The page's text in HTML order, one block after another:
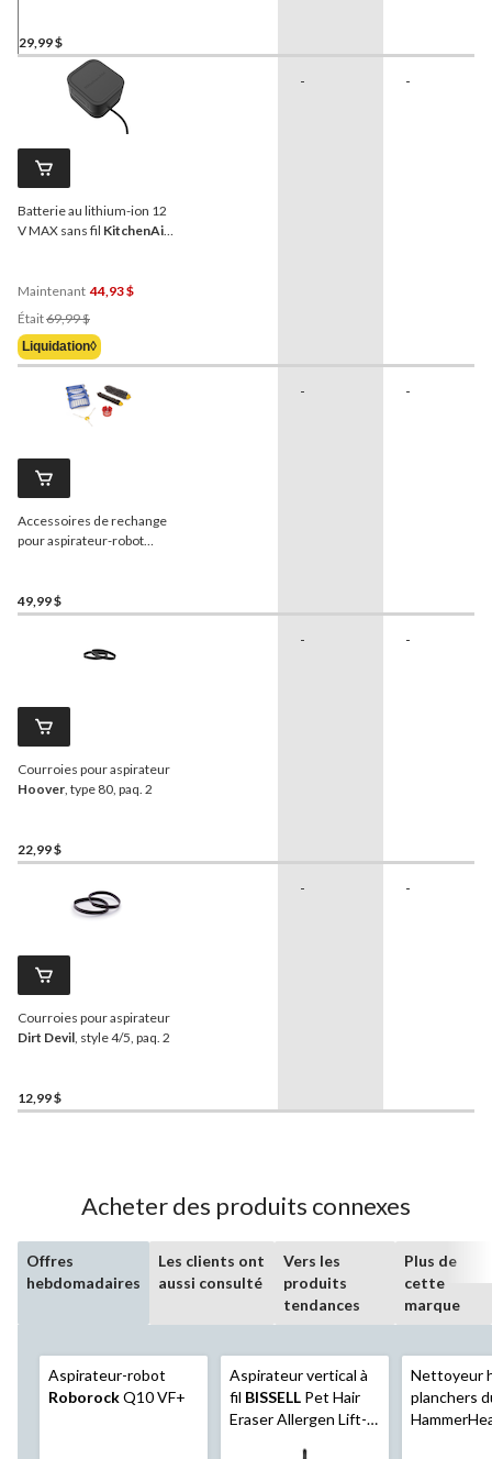
29,99 $
Batterie au lithium-ion 12
V MAX sans fil KitchenAid
Maintenant 44,93 $
Était69,99 $
Était
69,99 $
Liquidation◊
- -
Accessoires de rechange
pour aspirateur-robot
49,99 $
- -
Courroies pour aspirateur
Hoover, type 80, paq. 2
22,99 $
- -
Courroies pour aspirateur
Dirt Devil, style 4/5, paq. 2
12,99 $
- -
Acheter des produits connexes
Offres
hebdomadaires
Les clients ont
aussi consulté
Vers les
produits
tendances
Plus de
cette
marque
Aspirateur-robot
RoborockQ10 VF+
Aspirateur vertical à
fil BISSELL Pet Hair
Eraser Allergen Lift-
Nettoyeur
planchers